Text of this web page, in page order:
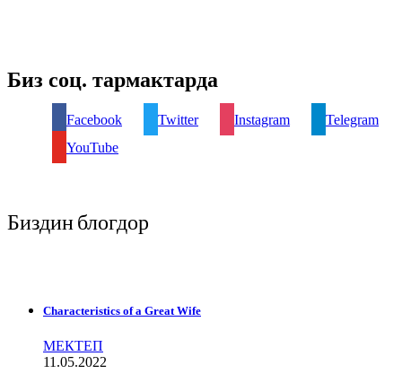
Биз соц. тармактарда
Facebook Twitter Instagram
Telegram
YouTube
Биздин блогдор
Characteristics of a Great Wife
МЕКТЕП
11.05.2022